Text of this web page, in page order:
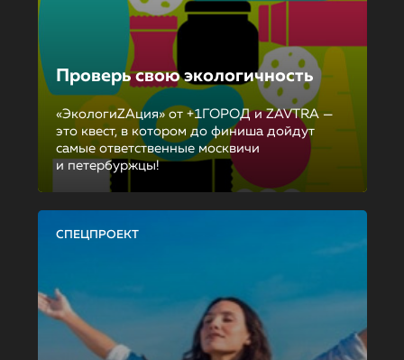
Проверь свою экологичность
«ЭкологиZAция» от +1ГОРОД и ZAVTRA —
это квест, в котором до финиша дойдут
самые ответственные москвичи
и петербуржцы!
СПЕЦПРОЕКТ